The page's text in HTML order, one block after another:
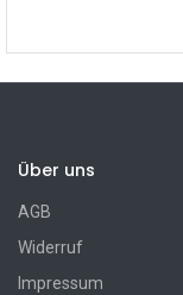
Über uns
AGB
Widerruf
Impressum